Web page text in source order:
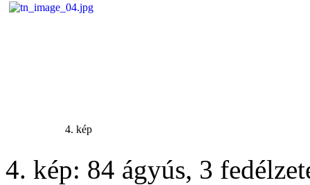
4. kép
4. kép: 84 ágyús, 3